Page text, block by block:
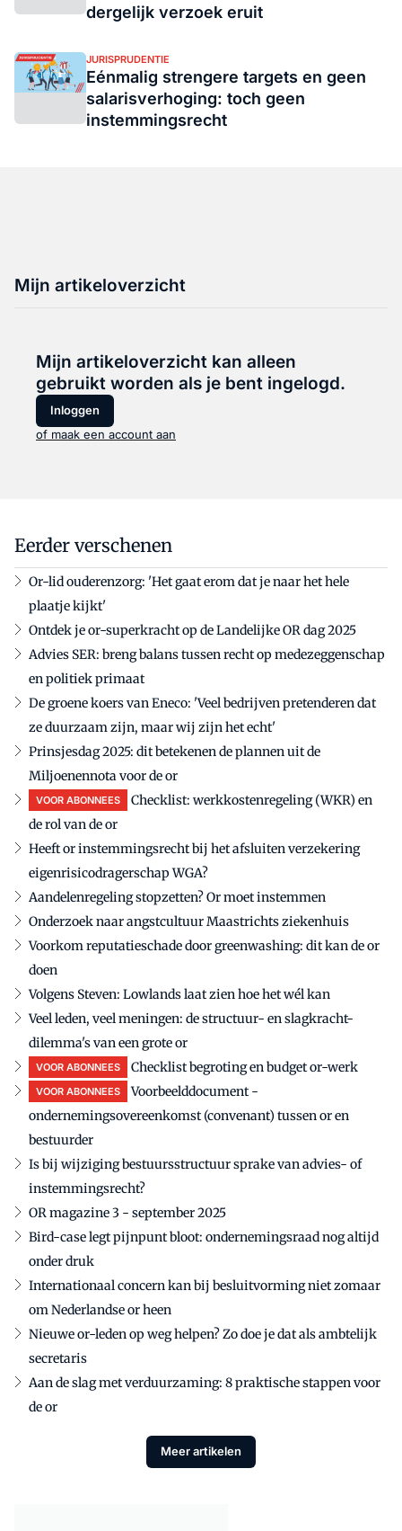
dergelijk verzoek eruit
JURISPRUDENTIE
Eénmalig strengere targets en geen
salarisverhoging: toch geen
instemmingsrecht
Mijn artikeloverzicht
Mijn artikeloverzicht kan alleen
gebruikt worden als je bent ingelogd.
Inloggen
of maak een account aan
Eerder verschenen
Or-lid ouderenzorg: 'Het gaat erom dat je naar het hele
plaatje kijkt'
Ontdek je or-superkracht op de Landelijke OR dag 2025
Advies SER: breng balans tussen recht op medezeggenschap
en politiek primaat
De groene koers van Eneco: 'Veel bedrijven pretenderen dat
ze duurzaam zijn, maar wij zijn het echt'
Prinsjesdag 2025: dit betekenen de plannen uit de
Miljoenennota voor de or
VOOR ABONNEES
Checklist: werkkostenregeling (WKR) en
de rol van de or
Heeft or instemmingsrecht bij het afsluiten verzekering
eigenrisicodragerschap WGA?
Aandelenregeling stopzetten? Or moet instemmen
Onderzoek naar angstcultuur Maastrichts ziekenhuis
Voorkom reputatieschade door greenwashing: dit kan de or
doen
Volgens Steven: Lowlands laat zien hoe het wél kan
Veel leden, veel meningen: de structuur- en slagkracht-
dilemma's van een grote or
VOOR ABONNEES Checklist begroting en budget or-werk
VOOR ABONNEES
Voorbeelddocument -
ondernemingsovereenkomst (convenant) tussen or en
bestuurder
Is bij wijziging bestuursstructuur sprake van advies- of
instemmingsrecht?
OR magazine 3 - september 2025
Bird-case legt pijnpunt bloot: ondernemingsraad nog altijd
onder druk
Internationaal concern kan bij besluitvorming niet zomaar
om Nederlandse or heen
Nieuwe or-leden op weg helpen? Zo doe je dat als ambtelijk
secretaris
Aan de slag met verduurzaming: 8 praktische stappen voor
de or
Meer artikelen